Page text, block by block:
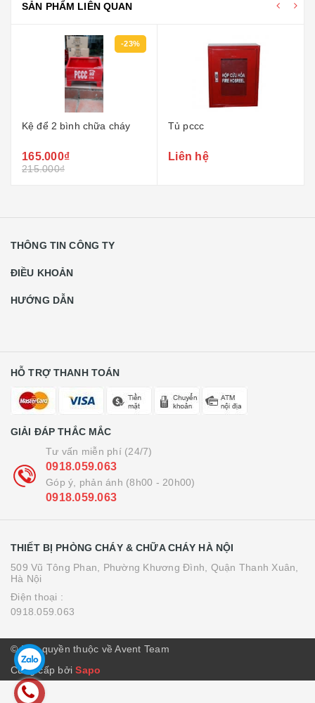
SẢN PHẨM LIÊN QUAN
-23%
Kệ để 2 bình chữa cháy
165.000₫
215.000₫
Tủ pccc
Liên hệ
THÔNG TIN CÔNG TY
ĐIỀU KHOẢN
HƯỚNG DẪN
HỖ TRỢ THANH TOÁN
GIẢI ĐÁP THẮC MẮC
Tư vấn miễn phí (24/7)
0918.059.063
Góp ý, phản ánh (8h00 - 20h00)
0918.059.063
THIẾT BỊ PHÒNG CHÁY & CHỮA CHÁY HÀ NỘI
509 Vũ Tông Phan, Phường Khương Đình, Quận Thanh Xuân,
Hà Nội
Điện thoại :
0918.059.063
© Bản quyền thuộc về Avent Team
Cung cấp bởiSapo